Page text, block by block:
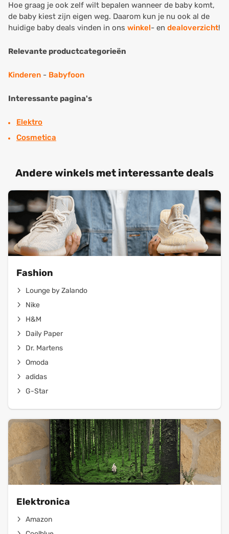
Hoe graag je ook zelf wilt bepalen wanneer de baby komt,
de baby kiest zijn eigen weg. Daarom kun je nu ook al de
huidige baby deals vinden in ons winkel- en dealoverzicht!
Relevante productcategorieën
Kinderen - Babyfoon
Interessante pagina's
Elektro
Cosmetica
Andere winkels met interessante deals
Fashion
Lounge by Zalando
Nike
H&M
Daily Paper
Dr. Martens
Omoda
adidas
G-Star
Elektronica
Amazon